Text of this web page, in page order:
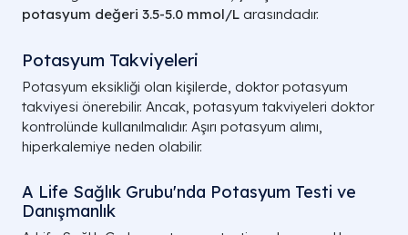
potasyum değeri 3.5-5.0 mmol/L arasındadır.
Potasyum Takviyeleri
Potasyum eksikliği olan kişilerde, doktor potasyum
takviyesi önerebilir. Ancak, potasyum takviyeleri doktor
kontrolünde kullanılmalıdır. Aşırı potasyum alımı,
hiperkalemiye neden olabilir.
A Life Sağlık Grubu'nda Potasyum Testi ve
Danışmanlık